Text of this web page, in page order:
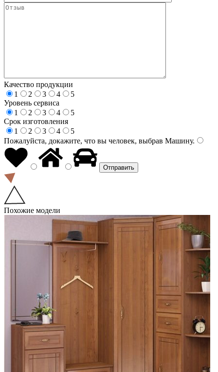
Качество продукции
1
2 3 4
5
Уровень сервиса
1
2 3 4
5
Срок изготовления
1
2 3 4
5
Пожалуйста, докажите, что вы человек, выбрав Машину.
Похожие модели